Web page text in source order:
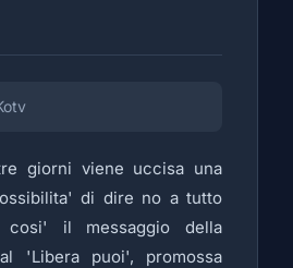
giorni viene uccisa una
di dire no a tutto
cosi' il messaggio della
'Libera puoi', promossa